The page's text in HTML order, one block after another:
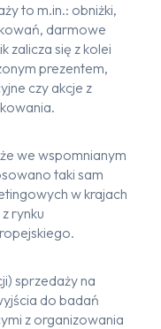
to m.in.: obniżki,
darmowe
zalicza się z kolei
prezentem,
czy akcje z
we wspomnianym
taki sam
w krajach
rynku
sprzedaży na
do badań
z organizowania